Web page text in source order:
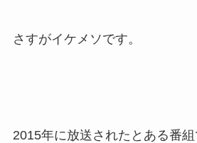
さすがイケメソです。
2015年に放送されたとある番組